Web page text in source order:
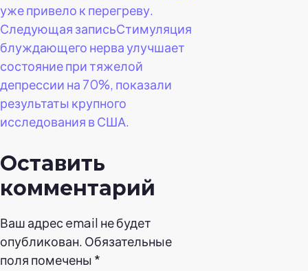
уже привело к перегреву.
Следующая записьСтимуляция
блуждающего нерва улучшает
состояние при тяжелой
депрессии на 70%, показали
результаты крупного
исследования в США.
Оставить
комментарий
Ваш адрес email не будет
опубликован. Обязательные
поля помечены *